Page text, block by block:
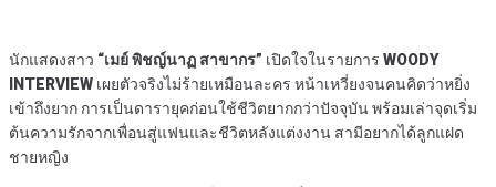
นักแสดงสาว “เมย์ พิชญ์นาฏ สาขากร” เปิดใจในรายการ WOODY
INTERVIEW เผยตัวจริงไม่ร้ายเหมือนละคร หน้าเหวี่ยงจนคนคิดว่าหยิ่ง
เข้าถึงยาก การเป็นดารายุคก่อนใช้ชีวิตยากกว่าปัจจุบัน พร้อมเล่าจุดเริ่ม
ต้นความรักจากเพื่อนสู่แฟนและชีวิตหลังแต่งงาน สามีอยากได้ลูกแฝด
ชายหญิง